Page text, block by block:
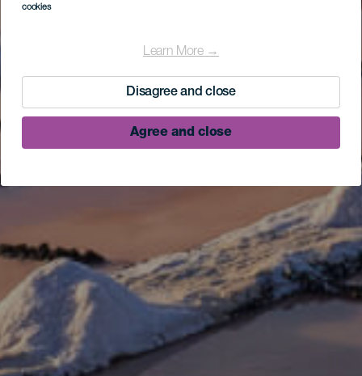
cookies
Learn More →
Disagree and close
Agree and close